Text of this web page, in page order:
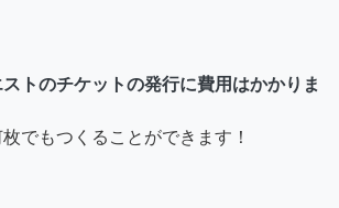
トのチケットの発行に費用はかかりま
でもつくることができます！